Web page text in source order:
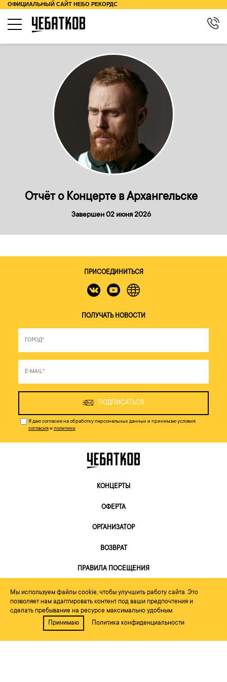
ОФИЦИАЛЬНЫЙ САЙТ НЕБО РЕКОРДС
КОНЦЕРТЫ
О ТУРЕ
КОНТАКТЫ
БИОГРАФИЯ
МЕРЧ
Отчёт о Концерте в Архангельске
Завершен 02 июня 2026
ПРИСОЕДИНИТЬСЯ
ПОЛУЧАТЬ НОВОСТИ
ПОДПИСАТЬСЯ
Я даю согласие на обработку персональных данных и принимаю условия
согласияи политики
КОНЦЕРТЫ
ОФЕРТА
ОРГАНИЗАТОР
ВОЗВРАТ
ПРАВИЛА ПОСЕЩЕНИЯ
Мы используем файлы cookie, чтобы улучшить работу сайта. Это
позволяет нам адаптировать контент под ваши предпочтения и
сделать пребывание на ресурсе максимально удобным
Принимаю
Политика конфиденциальности